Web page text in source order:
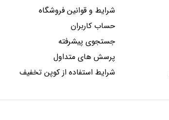
شرایط و قوانین فروشگاه
حساب کاربران
جستجوی پیشرفته
پرسش های متداول
شرایط استفاده از کوپن تخفیف